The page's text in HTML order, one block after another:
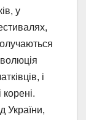
у
і
корені.
України,